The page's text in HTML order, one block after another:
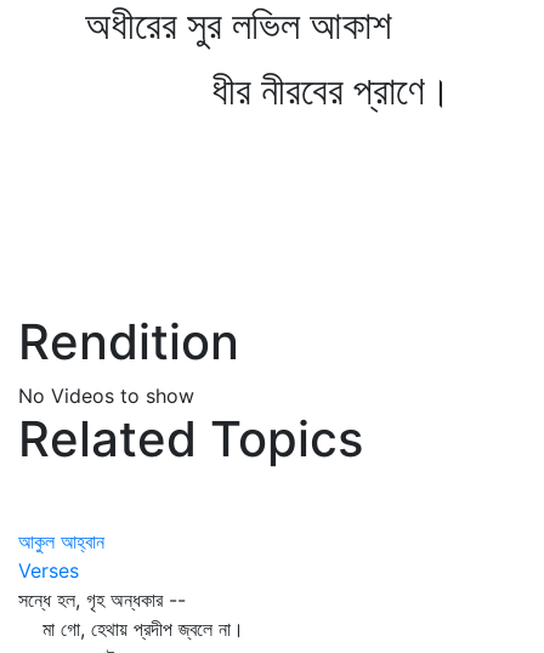
অধীরের সুর লভিল আকাশ
ধীর নীরবের প্রাণে।
Rendition
No Videos to show
Related Topics
আকুল আহ্বান
Verses
সন্ধে হল, গৃহ অন্ধকার --
মা গো, হেথায় প্রদীপ জ্বলে না।